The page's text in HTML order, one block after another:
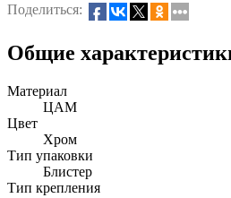
Поделиться:
Общие
Материал
ЦАМ
Цвет
Хром
Тип упаковки
Блистер
Тип крепления